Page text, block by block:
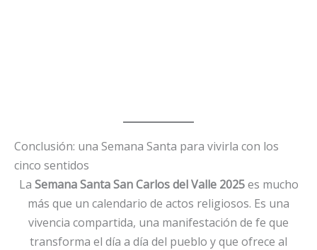
Conclusión: una Semana Santa para vivirla con los
cinco sentidos
La Semana Santa San Carlos del Valle 2025es mucho
más que un calendario de actos religiosos. Es una
vivencia compartida, una manifestación de fe que
transforma el día a día del pueblo y que ofrece al